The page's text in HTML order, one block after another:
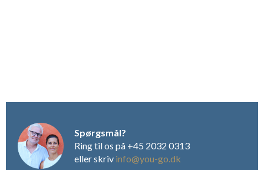
kvm. privat have, privat pool og parkering til to biler. På
stueplan finder man møbleret spisekøkken, opholdsstue med
satellite-tv samt badeværelse med toilet, bruseniche og
vaskemaskine. Øverste etage er indrettet med to soveværelser
Spørgsmål?
Ring til os på +45 2032 0313
eller skriv info@you-go.dk